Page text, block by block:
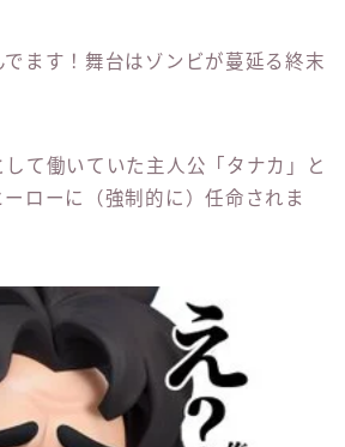
でます！舞台はゾンビが蔓延る終末
て働いていた主人公「タナカ」と
ローに（強制的に）任命されま